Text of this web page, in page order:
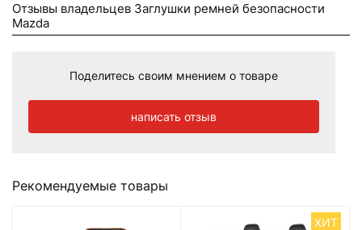
Отзывы владельцев Заглушки ремней безопасности
Mazda
Поделитесь своим мнением о товаре
написать отзыв
Рекомендуемые товары
ХИТ